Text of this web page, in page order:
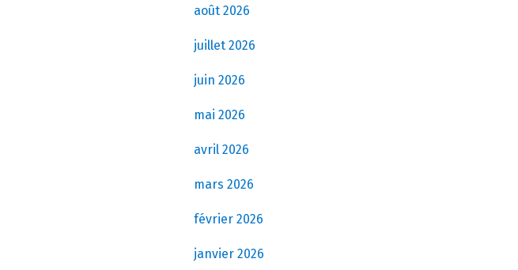
août 2026
juillet 2026
juin 2026
mai 2026
avril 2026
mars 2026
février 2026
janvier 2026